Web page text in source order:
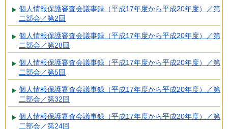
個人情報保護審査会議事録（平成17年度から平成20年度）／第
二部会／第2回
個人情報保護審査会議事録（平成17年度から平成20年度）／第
二部会／第28回
個人情報保護審査会議事録（平成17年度から平成20年度）／第
二部会／第5回
個人情報保護審査会議事録（平成17年度から平成20年度）／第
二部会／第32回
個人情報保護審査会議事録（平成17年度から平成20年度）／第
二部会／第24回